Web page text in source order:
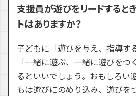
支援員が遊びをリードすると
トはありますか？
子どもに「遊びを与え、指導す
「一緒に遊ぶ、一緒に遊びを
るといいでしょう。おもしろい
もは遊びにのめり込み、遊びを